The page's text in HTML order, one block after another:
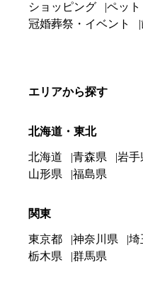
ショッピング
ペット
冠婚葬祭・イベント
エリアから探す
北海道・東北
北海道 青森県 岩手
山形県
福島県
関東
東京都 神奈川県 埼
栃木県
群馬県